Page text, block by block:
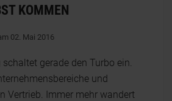
KOMMEN
02. Mai 2016
gerade den Turbo ein.
und
Vertrieb. Immer mehr wandert